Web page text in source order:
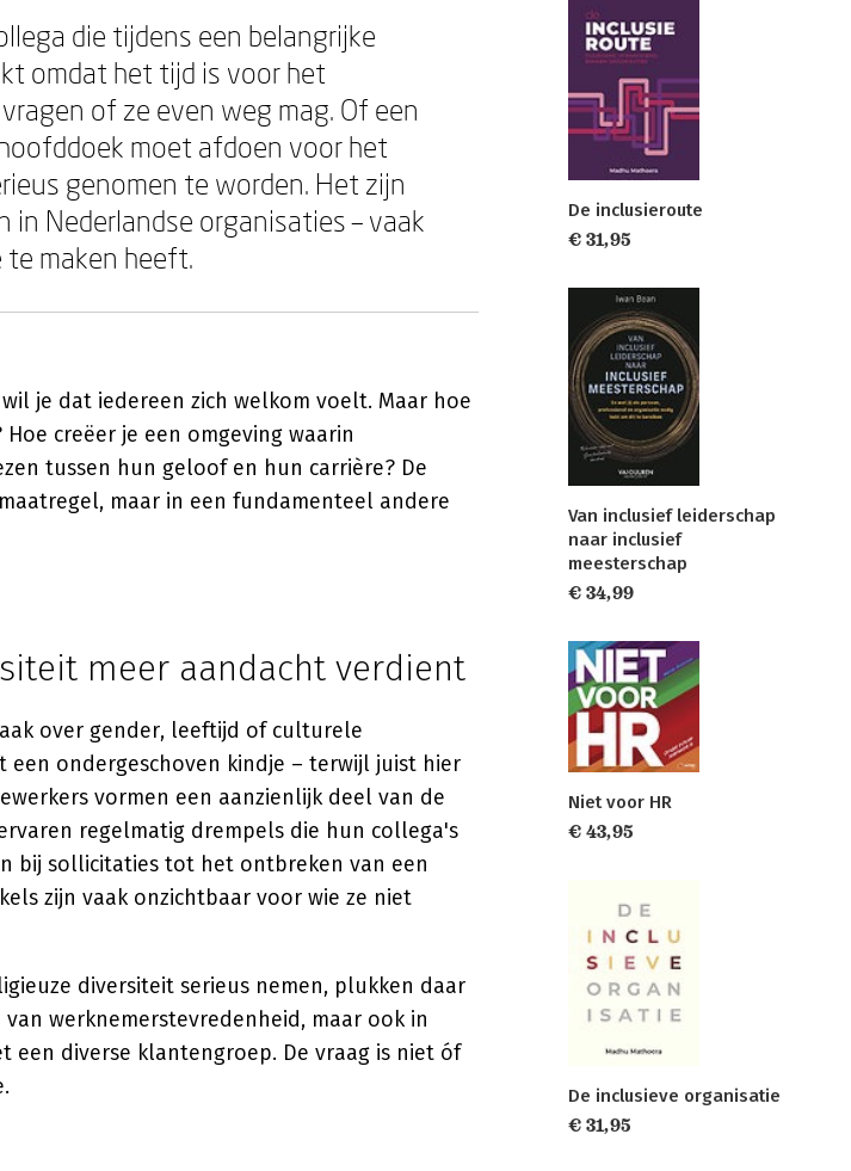
die tijdens een belangrijke
omdat het tijd is voor het
of ze even weg mag. Of een
moet afdoen voor het
genomen te worden. Het zijn
Nederlandse organisaties – vaak
maken heeft.
je dat iedereen zich welkom voelt. Maar hoe
creëer je een omgeving waarin
tussen hun geloof en hun carrière? De
maar in een fundamenteel andere
meer aandacht verdient
over gender, leeftijd of culturele
ondergeschoven kindje – terwijl juist hier
vormen een aanzienlijk deel van de
regelmatig drempels die hun collega's
bij sollicitaties tot het ontbreken van een
zijn vaak onzichtbaar voor wie ze niet
diversiteit serieus nemen, plukken daar
werknemerstevredenheid, maar ook in
een diverse klantengroep. De vraag is niet óf
De inclusieroute
€ 31,95
Van inclusief leiderschap
naar inclusief
meesterschap
€ 34,99
Niet voor HR
€ 43,95
De inclusieve organisatie
€ 31,95